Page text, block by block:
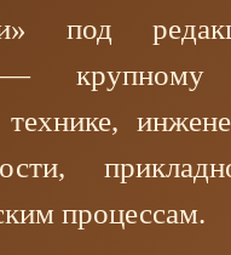
под
крупному
процессам.